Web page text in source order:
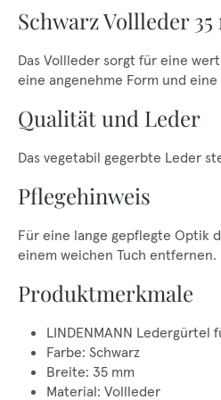
Schwarz Vollleder
Das Vollleder sorgt für eine
eine angenehme Form und
Qualität und Leder
Das vegetabil gegerbte Leder
Pflegehinweis
Für eine lange gepflegte Optik
einem weichen Tuch entfernen.
Produktmerkmale
LINDENMANN Ledergürtel
Farbe: Schwarz
Breite: 35 mm
Material: Vollleder